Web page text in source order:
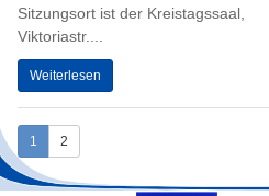
Sitzungsort ist der Kreistagssaal,
Viktoriastr....
Weiterlesen
1 2